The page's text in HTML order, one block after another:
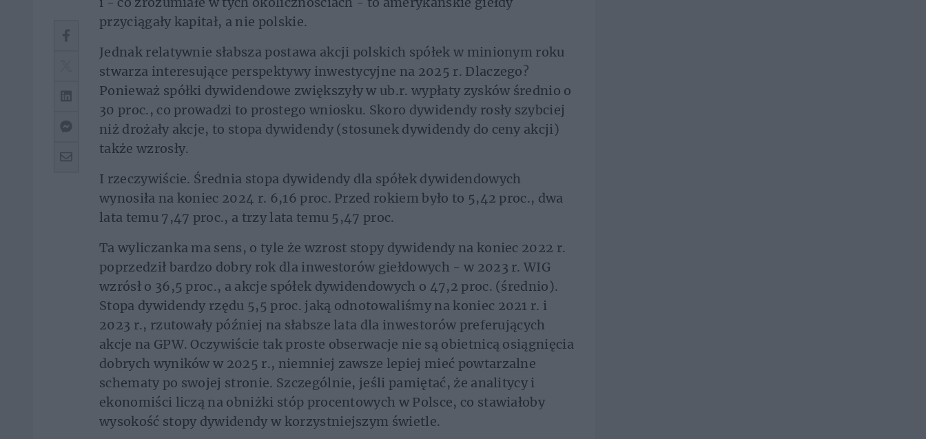
przyciągały kapitał, a nie polskie.
Jednak relatywnie słabsza postawa akcji polskich spółek w minionym roku
stwarza interesujące perspektywy inwestycyjne na 2025 r. Dlaczego?
Ponieważ spółki dywidendowe zwiększyły w ub.r. wypłaty zysków średnio o
30 proc., co prowadzi to prostego wniosku. Skoro dywidendy rosły szybciej
niż drożały akcje, to stopa dywidendy (stosunek dywidendy do ceny akcji)
także wzrosły.
I rzeczywiście. Średnia stopa dywidendy dla spółek dywidendowych
wynosiła na koniec 2024 r. 6,16 proc. Przed rokiem było to 5,42 proc., dwa
lata temu 7,47 proc., a trzy lata temu 5,47 proc.
Ta wyliczanka ma sens, o tyle że wzrost stopy dywidendy na koniec 2022 r.
poprzedził bardzo dobry rok dla inwestorów giełdowych - w 2023 r. WIG
wzrósł o 36,5 proc., a akcje spółek dywidendowych o 47,2 proc. (średnio).
Stopa dywidendy rzędu 5,5 proc. jaką odnotowaliśmy na koniec 2021 r. i
2023 r., rzutowały później na słabsze lata dla inwestorów preferujących
akcje na GPW. Oczywiście tak proste obserwacje nie są obietnicą osiągnięcia
dobrych wyników w 2025 r., niemniej zawsze lepiej mieć powtarzalne
schematy po swojej stronie. Szczególnie, jeśli pamiętać, że analitycy i
ekonomiści liczą na obniżki stóp procentowych w Polsce, co stawiałoby
wysokość stopy dywidendy w korzystniejszym świetle.